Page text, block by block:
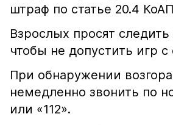
штраф по статье 20.4
Взрослых просят
чтобы не допустить игр с
При обнаружении
немедленно звонить по
или «112».